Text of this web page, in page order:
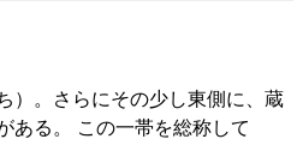
）。さらにその少し東側に、蔵
ある。 この一帯を総称して